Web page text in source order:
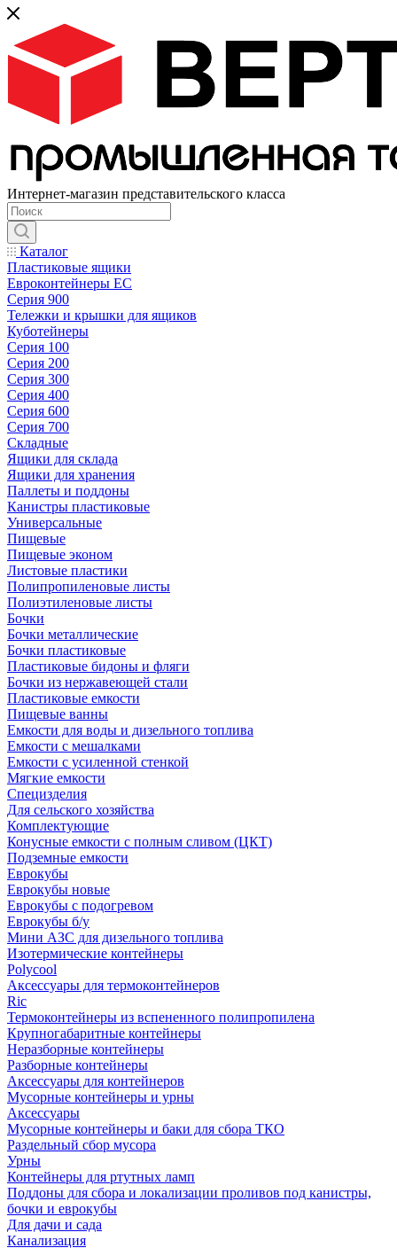
Интернет-магазин представительского класса
Каталог
Пластиковые ящики
Евроконтейнеры ЕС
Серия 900
Тележки и крышки для ящиков
Куботейнеры
Серия 100
Серия 200
Серия 300
Серия 400
Серия 600
Серия 700
Складные
Ящики для склада
Ящики для хранения
Паллеты и поддоны
Канистры пластиковые
Универсальные
Пищевые
Пищевые эконом
Листовые пластики
Полипропиленовые листы
Полиэтиленовые листы
Бочки
Бочки металлические
Бочки пластиковые
Пластиковые бидоны и фляги
Бочки из нержавеющей стали
Пластиковые емкости
Пищевые ванны
Емкости для воды и дизельного топлива
Емкости с мешалками
Емкости с усиленной стенкой
Мягкие емкости
Специзделия
Для сельского хозяйства
Комплектующие
Конусные емкости с полным сливом (ЦКТ)
Подземные емкости
Еврокубы
Еврокубы новые
Еврокубы с подогревом
Еврокубы б/у
Мини АЗС для дизельного топлива
Изотермические контейнеры
Polycool
Аксессуары для термоконтейнеров
Ric
Термоконтейнеры из вспененного полипропилена
Крупногабаритные контейнеры
Неразборные контейнеры
Разборные контейнеры
Аксессуары для контейнеров
Мусорные контейнеры и урны
Аксессуары
Мусорные контейнеры и баки для сбора ТКО
Раздельный сбор мусора
Урны
Контейнеры для ртутных ламп
Поддоны для сбора и локализации проливов под канистры,
бочки и еврокубы
Для дачи и сада
Канализация